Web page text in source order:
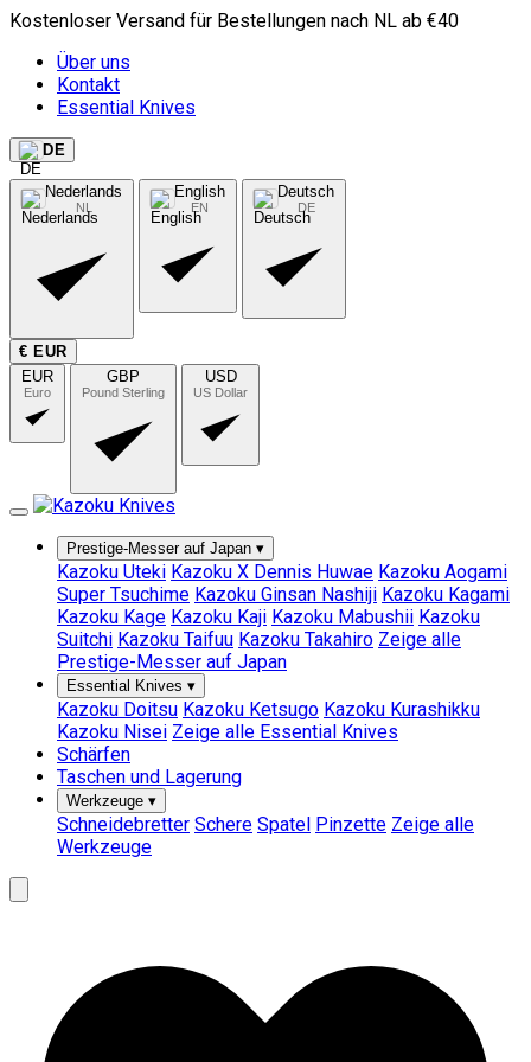
Kostenloser Versand für Bestellungen nach NL ab €40
Über uns
Kontakt
Essential Knives
DE
Nederlands
NL
English
EN
Deutsch
DE
€ EUR
EUR
Euro
GBP
Pound Sterling
USD
US Dollar
Prestige-Messer auf Japan ▾
Kazoku Uteki Kazoku X Dennis Huwae Kazoku Aogami
Super Tsuchime Kazoku Ginsan Nashiji Kazoku Kagami
Kazoku Kage Kazoku Kaji Kazoku Mabushii Kazoku
Suitchi Kazoku Taifuu Kazoku Takahiro Zeige alle
Prestige-Messer auf Japan
Essential Knives ▾
Kazoku Doitsu Kazoku Ketsugo Kazoku Kurashikku
Kazoku Nisei Zeige alle Essential Knives
Schärfen
Taschen und Lagerung
Werkzeuge ▾
Schneidebretter Schere Spatel Pinzette Zeige alle
Werkzeuge